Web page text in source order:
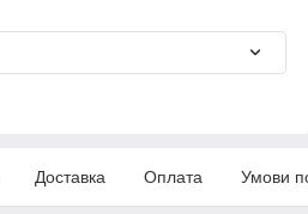
Доставка Оплата Умови